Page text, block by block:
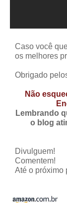
Caso você
os melhores
Obrigado
Não
Lembrando
o blog
Divulguem!
Comentem!
Até o próximo